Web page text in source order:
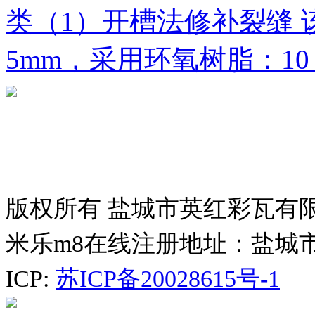
类（1）开槽法修补裂缝
5mm，采用环氧树脂：
版权所有 盐城市英红彩瓦有
米乐m8在线注册地址：盐城
ICP: 苏ICP备20028615号-1